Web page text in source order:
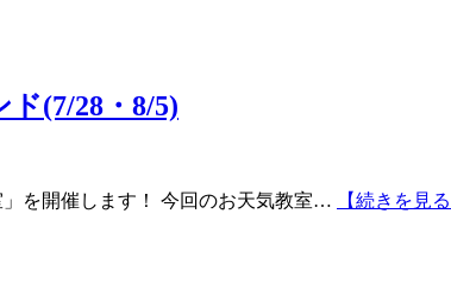
(7/28・8/5)
を開催します！ 今回のお天気教室… 【続きを見